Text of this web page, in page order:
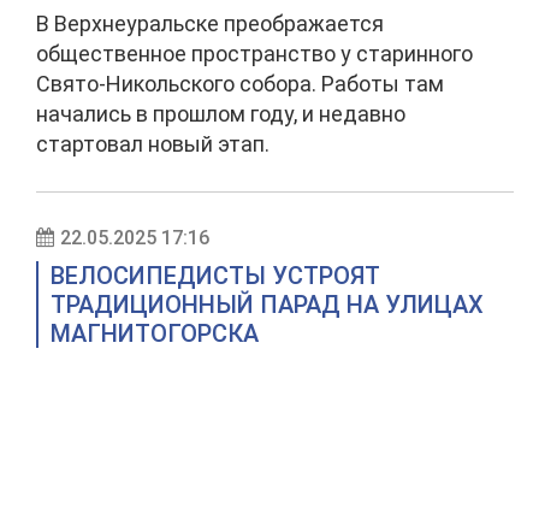
В Верхнеуральске преображается
общественное пространство у старинного
Свято-Никольского собора. Работы там
начались в прошлом году, и недавно
стартовал новый этап.
22.05.2025 17:16
ВЕЛОСИПЕДИСТЫ УСТРОЯТ
ТРАДИЦИОННЫЙ ПАРАД НА УЛИЦАХ
МАГНИТОГОРСКА